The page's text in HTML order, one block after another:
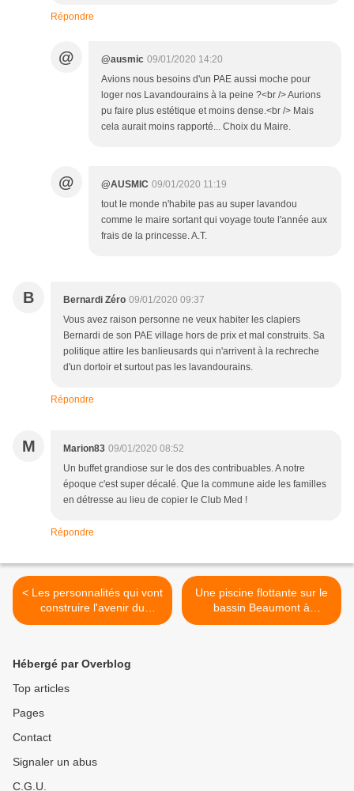
Répondre
@ @ausmic 09/01/2020 14:20
Avions nous besoins d'un PAE aussi moche pour
loger nos Lavandourains à la peine ?<br /> Aurions
pu faire plus estétique et moins dense.<br /> Mais
cela aurait moins rapporté... Choix du Maire.
@ @AUSMIC 09/01/2020 11:19
tout le monde n'habite pas au super lavandou
comme le maire sortant qui voyage toute l'année aux
frais de la princesse. A.T.
B Bernardi Zéro 09/01/2020 09:37
Vous avez raison personne ne veux habiter les clapiers
Bernardi de son PAE village hors de prix et mal construits. Sa
politique attire les banlieusards qui n'arrivent à la rechreche
d'un dortoir et surtout pas les lavandourains.
Répondre
M Marion83 09/01/2020 08:52
Un buffet grandiose sur le dos des contribuables. A notre
époque c'est super décalé. Que la commune aide les familles
en détresse au lieu de copier le Club Med !
Répondre
< Les personnalités qui vont
construire l'avenir du
Lavandou
Une piscine flottante sur le
bassin Beaumont à
Cavalière >
Hébergé par Overblog
Top articles
Pages
Contact
Signaler un abus
C.G.U.